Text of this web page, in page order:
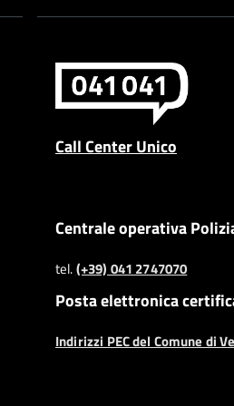
Call Center Unico
Centrale operativa
tel.(+39) 041 2747070
Posta elettronica
Indirizzi PEC del Comune di